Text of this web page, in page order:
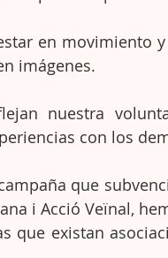
en movimiento
imágenes.
nuestra
con los
que
i Acció Veïnal,
que existan